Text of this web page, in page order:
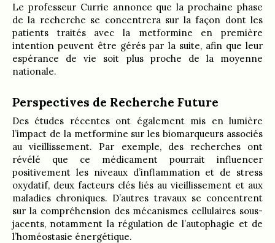
Le professeur Currie annonce que la prochaine phase
de la recherche se concentrera sur la façon dont les
patients traités avec la metformine en première
intention peuvent être gérés par la suite, afin que leur
espérance de vie soit plus proche de la moyenne
nationale.
Perspectives de Recherche Future
Des études récentes ont également mis en lumière
l’impact de la metformine sur les biomarqueurs associés
au vieillissement. Par exemple, des recherches ont
révélé que ce médicament pourrait influencer
positivement les niveaux d’inflammation et de stress
oxydatif, deux facteurs clés liés au vieillissement et aux
maladies chroniques. D’autres travaux se concentrent
sur la compréhension des mécanismes cellulaires sous-
jacents, notamment la régulation de l’autophagie et de
l’homéostasie énergétique.